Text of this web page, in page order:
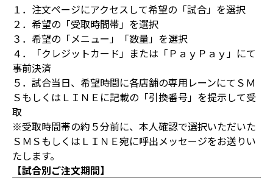
１．注文ページにアクセスして希望の「試合」を選択
２．希望の「受取時間帯」を選択
３．希望の「メニュー」「数量」を選択
４．「クレジットカード」または「ＰａｙＰａｙ」にて
事前決済
５．試合当日、希望時間に各店舗の専用レーンにてＳＭ
ＳもしくはＬＩＮＥに記載の「引換番号」を提示して受
取
※受取時間帯の約５分前に、本人確認で選択いただいた
ＳＭＳもしくはＬＩＮＥ宛に呼出メッセージをお送りい
たします。
【試合別ご注文期間】